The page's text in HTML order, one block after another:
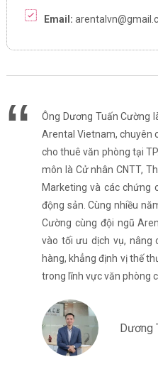
Email:
Ông Dương Tuấn Cường
Arental Vietnam, chuyên
cho thuê văn phòng tại
môn là Cử nhân CNTT,
Marketing và các chứng
động sản. Cùng nhiều
Cường cùng đội ngũ
vào tối ưu dịch vụ, nâng
hàng, khẳng định vị thế
trong lĩnh vực văn phòng
Dương